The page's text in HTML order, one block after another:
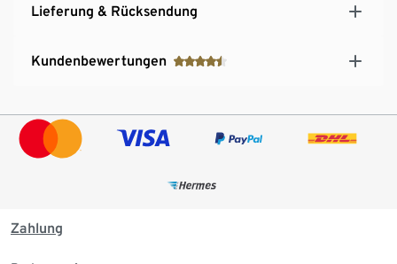
Lieferung & Rücksendung
Kundenbewertungen
Zahlung